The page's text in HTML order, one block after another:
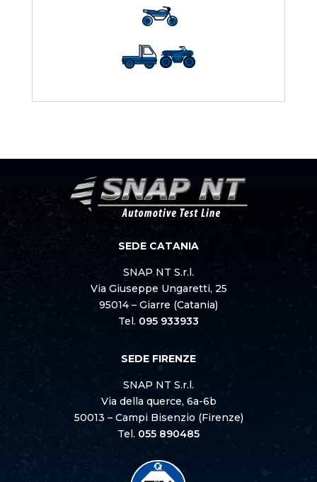
SEDE CATANIA
SNAP NT S.r.l.
Via Giuseppe Ungaretti, 25
95014 – Giarre (Catania)
Tel. 095 933933
SEDE FIRENZE
SNAP NT S.r.l.
Via della querce, 6a-6b
50013 – Campi Bisenzio (Firenze)
Tel. 055 890485